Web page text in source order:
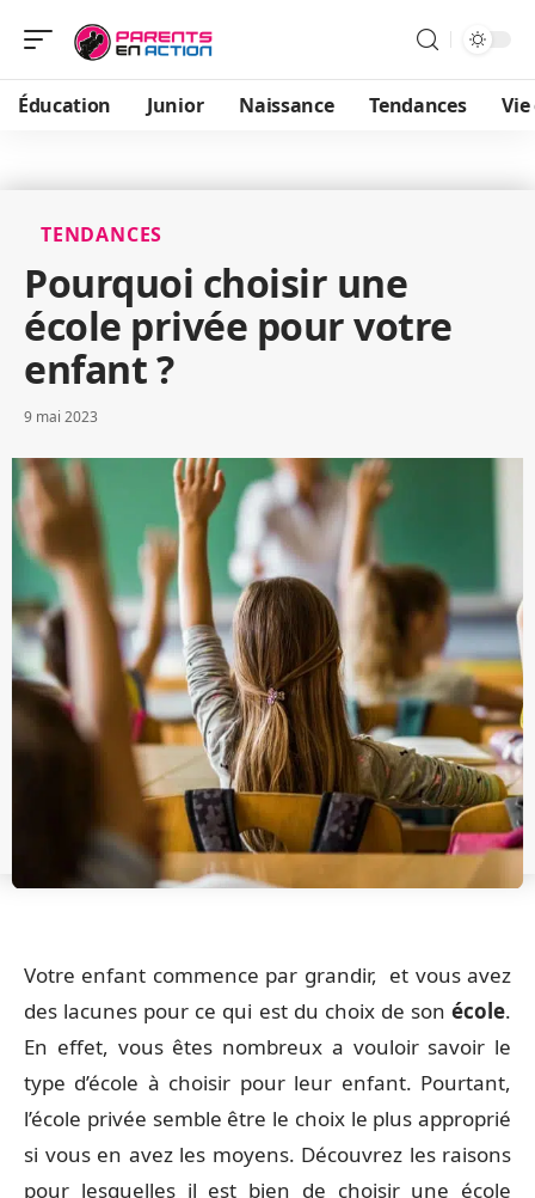
Éducation Junior Naissance Tendances
TENDANCES
Pourquoi choisir une
école privée pour votre
enfant ?
9 mai 2023
Votre enfant commence par grandir, et vous avez
des lacunes pour ce qui est du choix de son école.
En effet, vous êtes nombreux a vouloir savoir le
type d’école à choisir pour leur enfant. Pourtant,
l’école privée semble être le choix le plus approprié
si vous en avez les moyens. Découvrez les raisons
pour lesquelles il est bien de choisir une école